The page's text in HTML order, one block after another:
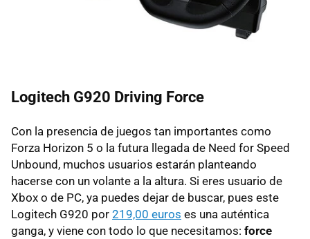
Logitech G920 Driving Force
Con la presencia de juegos tan importantes como
Forza Horizon 5 o la futura llegada de Need for Speed
Unbound, muchos usuarios estarán planteando
hacerse con un volante a la altura. Si eres usuario de
Xbox o de PC, ya puedes dejar de buscar, pues este
Logitech G920 por 219,00 euros es una auténtica
ganga, y viene con todo lo que necesitamos: force